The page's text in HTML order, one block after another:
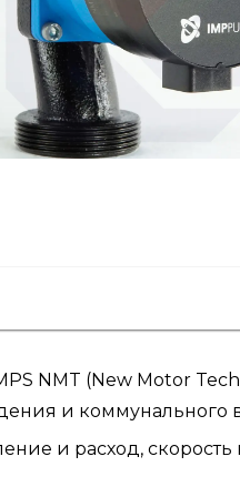
NMT (New Motor
и коммунального
и расход,